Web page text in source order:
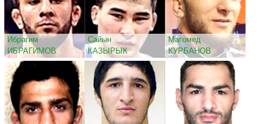
Ибрагим
ИБРАГИМОВ
Сайын
КАЗЫРЫК
Магомед
КУРБАНОВ